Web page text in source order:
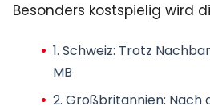
Besonders kostspielig wird
1. Schweiz: Trotz
MB
2. Großbritannien: Nach